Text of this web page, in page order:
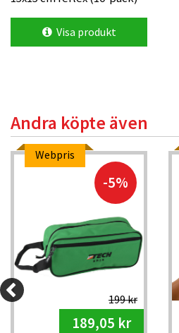
Visa produkt
Andra köpte även
Webpris
-5%
199 kr
189,05 kr